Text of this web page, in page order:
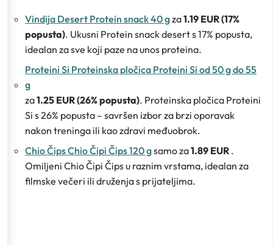
Vindija Desert Protein snack 40 gza1.19 EUR (17%
popusta). Ukusni Protein snack desert s 17% popusta,
idealan za sve koji paze na unos proteina.
Proteini Si Proteinska pločica Proteini Si od 50 g do 55
g
za1.25 EUR (26% popusta). Proteinska pločica Proteini
Si s 26% popusta – savršen izbor za brzi oporavak
nakon treninga ili kao zdravi međuobrok.
Chio Čips Chio Čipi Čips 120 gsamo za1.89 EUR .
Omiljeni Chio Čipi Čips u raznim vrstama, idealan za
filmske večeri ili druženja s prijateljima.